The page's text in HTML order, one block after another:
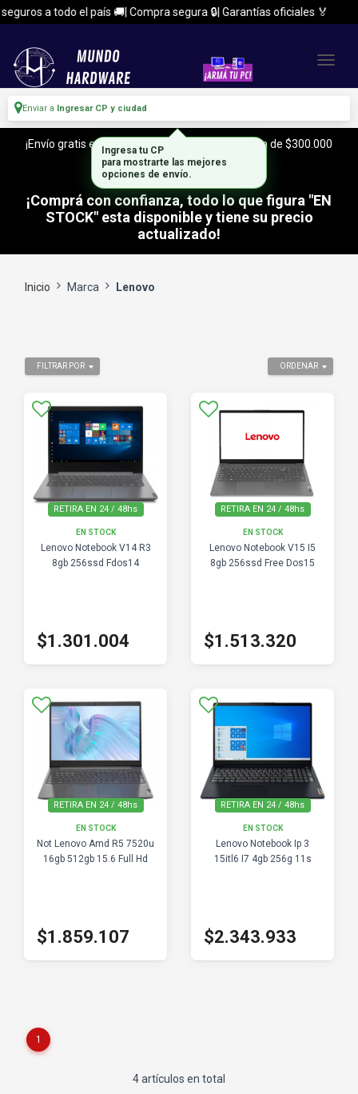
a todo el país 🚚| Compra segura 🔒| Garantías oficiales 🏅
Enviar a Ingresar CP y ciudad
¡Envío gratis en CABA y Zona Sur, con tu compra de $300.000
o mas!
¡Comprá con confianza, todo lo que figura "EN
STOCK" esta disponible y tiene su precio
actualizado!
Inicio Marca Lenovo
ORDENAR
FILTRAR POR
RETIRA EN 24 / 48hs
EN STOCK
Lenovo Notebook V14 R3
8gb 256ssd Fdos14
$1.301.004
RETIRA EN 24 / 48hs
EN STOCK
Lenovo Notebook V15 I5
8gb 256ssd Free Dos15
$1.513.320
RETIRA EN 24 / 48hs
EN STOCK
Not Lenovo Amd R5 7520u
16gb 512gb 15.6 Full Hd
$1.859.107
RETIRA EN 24 / 48hs
EN STOCK
Lenovo Notebook Ip 3
15itl6 I7 4gb 256g 11s
$2.343.933
1
4 artículos en total
Ingresa tu CP
para mostrarte las mejores
opciones de envío.